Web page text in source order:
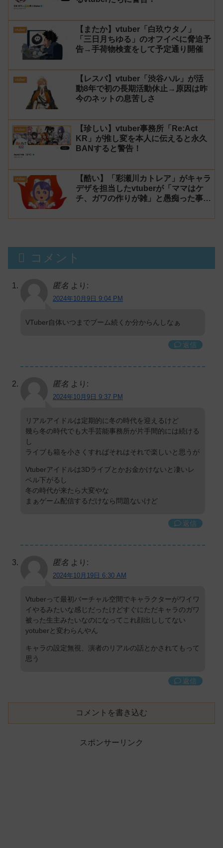
vtuber
【またか】vtuber「白玖ウタノ」
「三日月ちゆる」のオフイベに脅迫予
告→手荷物検査をして予定通り開催
vtuber
【レスバ】vtuber「渋谷ハル」が活
動8年で初の長期活動休止→原因は昨
今のネットの息苦しさ
vtuber
【珍しい】vtuber事務所「Re:Act
KR」が推し変を本人に伝えると永久
BANすると警告！
vtuber
【酷い】「彩瀬川カトレア」がキャラ
デザを担当したvtuberが「ママはケ
チ、ガワの作りが雑」と愚痴った事が
コメント
匿名 より:
2024年10月9日 9:04 PM
VTuber自体いつまでブーム続くか分からんしなぁ
返信
匿名 より:
2024年10月9日 9:37 PM
リアルアイドルは定期的に冬の時代を迎えるけど
幾ら冬の時代でも大手芸能事務所が片手間的には続ける
し
ライブも箱を小さくすればそれはそれで楽しいと思うが
Vtuberアイドルは3Dライブとかお金かけないと凄いレ
ベル下がるし
冬の時代が来たら大変やな
まぁゲーム配信するだけなら問題ないけど
返信
匿名 より:
2024年10月19日 6:30 AM
Vtuberって最初バーチャル空間でキャラクターがワイワ
イやるみたいな感じだったけどすぐにただキャラのガワ
被った生主みたいなのになってこれ顔出ししてない
yotuberと変わらんやん
キャラの設定無視、演者のリアルの話とかされてもって
思う
返信
コメントを書き込む
スポンサーリンク